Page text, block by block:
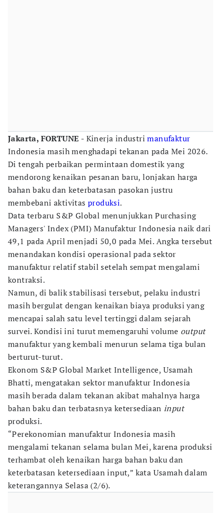
Jakarta, FORTUNE - Kinerja industrimanufaktur
Indonesia masih menghadapi tekanan pada Mei 2026.
Di tengah perbaikan permintaan domestik yang
mendorong kenaikan pesanan baru, lonjakan harga
bahan baku dan keterbatasan pasokan justru
membebani aktivitas produksi.
Data terbaru S&P Global menunjukkan Purchasing
Managers' Index (PMI) Manufaktur Indonesia naik dari
49,1 pada April menjadi 50,0 pada Mei. Angka tersebut
menandakan kondisi operasional pada sektor
manufaktur relatif stabil setelah sempat mengalami
kontraksi.
Namun, di balik stabilisasi tersebut, pelaku industri
masih bergulat dengan kenaikan biaya produksi yang
mencapai salah satu level tertinggi dalam sejarah
survei. Kondisi ini turut memengaruhi volume output
manufaktur yang kembali menurun selama tiga bulan
berturut-turut.
Ekonom S&P Global Market Intelligence, Usamah
Bhatti, mengatakan sektor manufaktur Indonesia
masih berada dalam tekanan akibat mahalnya harga
bahan baku dan terbatasnya ketersediaan input
produksi.
“Perekonomian manufaktur Indonesia masih
mengalami tekanan selama bulan Mei, karena produksi
terhambat oleh kenaikan harga bahan baku dan
keterbatasan ketersediaan input,” kata Usamah dalam
keterangannya Selasa (2/6).